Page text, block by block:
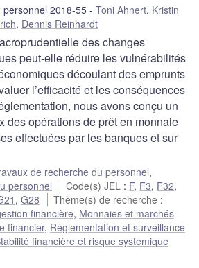
2018-55 Toni Ahnert, Kristin
, Dennis Reinhardt
des changes
peut-elle réduire les vulnérabilités
découlant des emprunts
l’efficacité et les conséquences
nous avons conçu un
des opérations de prêt en monnaie
effectuées par les banques et sur
de recherche du personnel,
personnel
Code(s) JEL : F, F3, F32,
, G28 Thème(s) de recherche :
financière, Monnaies et marchés
financier, Réglementation et surveillance
financière et risque systémique